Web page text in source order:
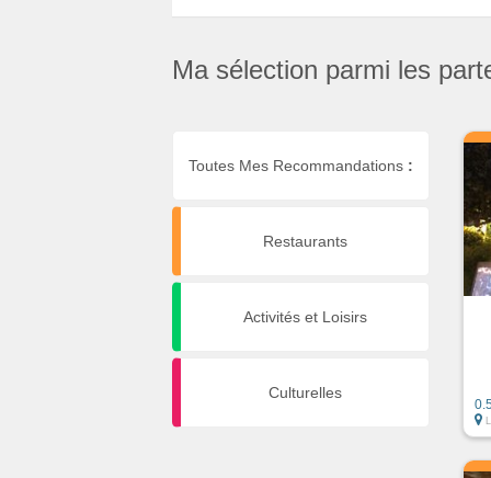
Ma sélection parmi les
Toutes Mes Recommandations :
Restaurants
Activités et Loisirs
Culturelles